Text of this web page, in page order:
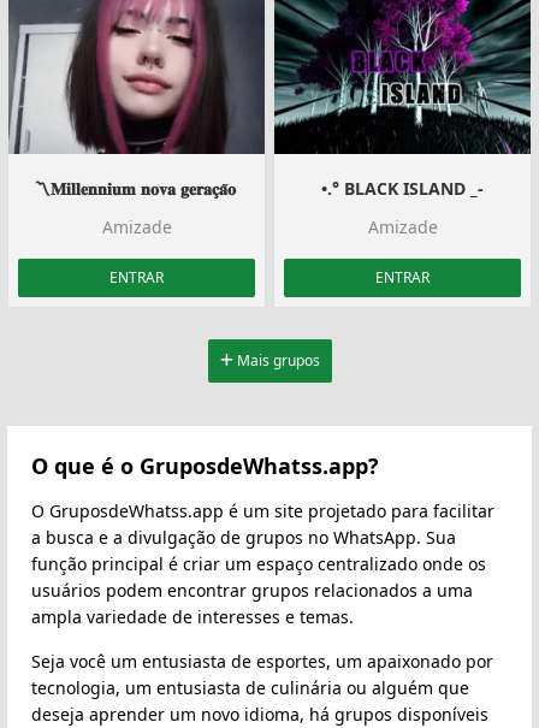
〽️️𝐌𝐢𝐥𝐥𝐞𝐧𝐧𝐢𝐮𝐦 𝐧𝐨𝐯𝐚 𝐠𝐞𝐫𝐚𝐜̧𝐚̃𝐨 ️
Amizade
ENTRAR
•.° BLACK ISLAND _-
Amizade
ENTRAR
Mais grupos
O que é o GruposdeWhatss.app?
O GruposdeWhatss.app é um site projetado para facilitar
a busca e a divulgação de grupos no WhatsApp. Sua
função principal é criar um espaço centralizado onde os
usuários podem encontrar grupos relacionados a uma
ampla variedade de interesses e temas.
Seja você um entusiasta de esportes, um apaixonado por
tecnologia, um entusiasta de culinária ou alguém que
deseja aprender um novo idioma, há grupos disponíveis